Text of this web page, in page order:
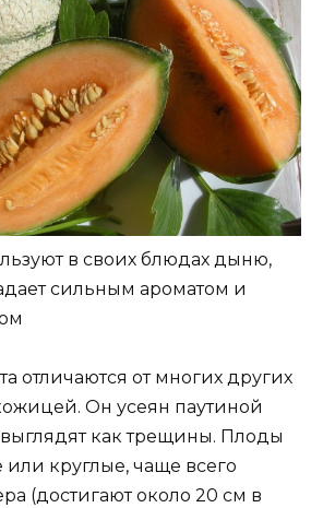
в своих блюдах дыню,
сильным ароматом и
отличаются от многих других
Он усеян паутиной
как трещины. Плоды
круглые, чаще всего
(достигают около 20 см в